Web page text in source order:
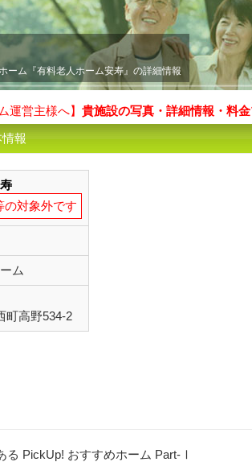
ーム『有料老人ホーム安寿』の詳細情報
運営主様へ】 貴施設の写真・詳細情報・料
報
の対象外です
ム
町高野534-2
る PickUp! おすすめホーム Part-Ⅰ